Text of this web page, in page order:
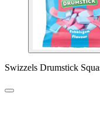
Swizzels Drumstick